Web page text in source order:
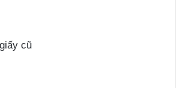
cũ